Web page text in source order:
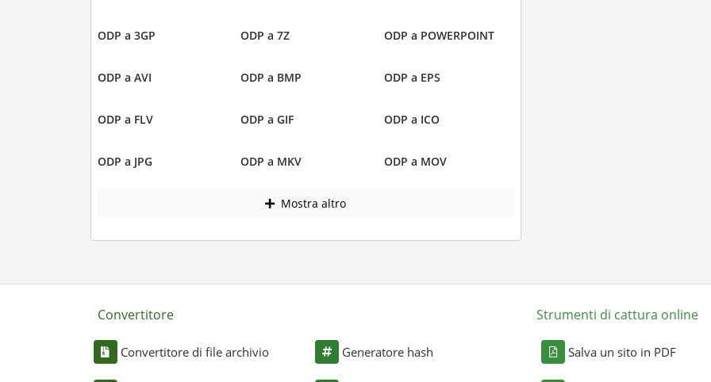
ODP a 3GP ODP a 7Z ODP a POWERPOINT
ODP a AVI ODP a BMP ODP a EPS
ODP a FLV ODP a GIF ODP a ICO
ODP a JPG ODP a MKV ODP a MOV
Mostra altro
Convertitore
Convertitore di file archivio Generatore hash
Strumenti di cattura online
Salva un sito in PDF